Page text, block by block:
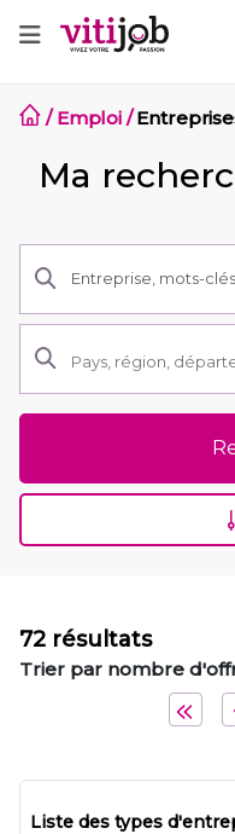
/Emploi/
Ma
Liste des types
72 résultats
Trier par nombre